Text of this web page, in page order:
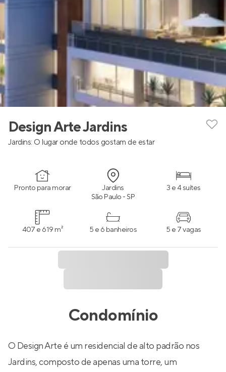
Design Arte Jardins
Jardins: O lugar onde todos gostam de estar
Pronto para morar Jardins
São Paulo - SP
3 e 4 suítes
407 e 619 m² 5 e 6 banheiros 5 e 7 vagas
Condomínio
O Design Arte é um residencial de alto padrão nos
Jardins, composto de apenas uma torre, um